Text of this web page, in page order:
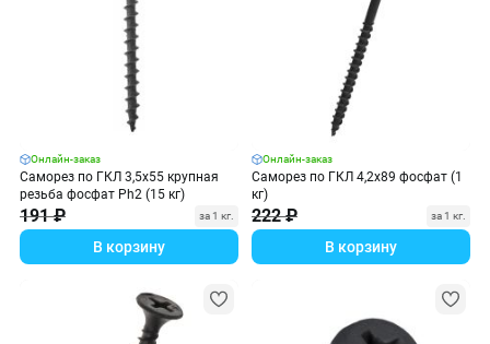
Онлайн-заказ
Саморез по ГКЛ 3,5х55 крупная
резьба фосфат Ph2 (15 кг)
191 ₽ за 1 кг.
В корзину
Онлайн-заказ
Саморез по ГКЛ 4,2х89 фосфат (1
кг)
222 ₽ за 1 кг.
В корзину